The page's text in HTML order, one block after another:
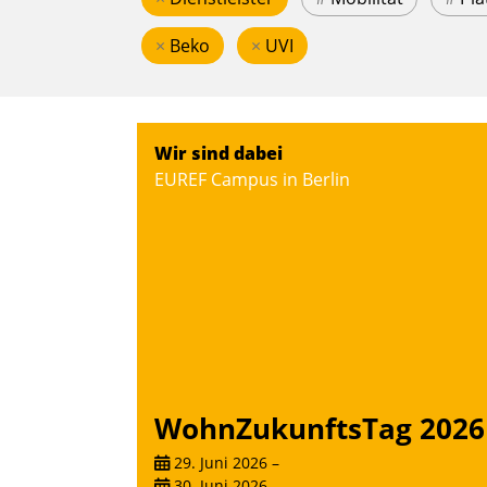
× Beko × UVI
Wir sind dabei
EUREF Campus in Berlin
WohnZukunftsTag 2026
29. Juni 2026 –